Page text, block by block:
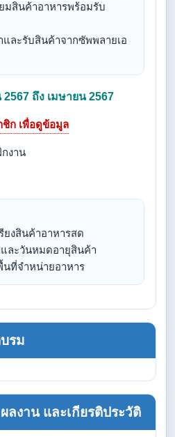
มสินค้าอาหารพร้อมรับ
ละรับสินค้าจากซัพพลายเอ
ถึง เมษายน 2567
ชิก เพื่อดูข้อมูล
งาน
ยงสินค้าอาหารสด
ละวันหมดอายุสินค้า
ที่จำหน่ายอาหาร
รม
ลงาน และเกียรติประวัติ